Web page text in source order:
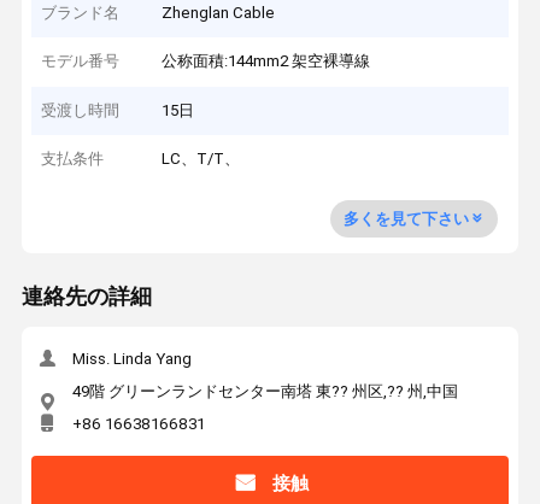
ブランド名 Zhenglan Cable
モデル番号 公称面積:144mm2 架空裸導線
受渡し時間 15日
支払条件 LC、T/T、
多くを見て下さい
連絡先の詳細
Miss. Linda Yang
49階 グリーンランドセンター南塔 東?? 州区,?? 州,中国
+86 16638166831
接触